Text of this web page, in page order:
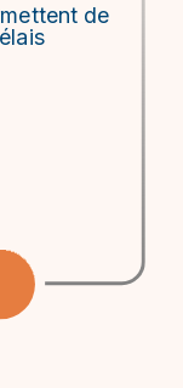
de